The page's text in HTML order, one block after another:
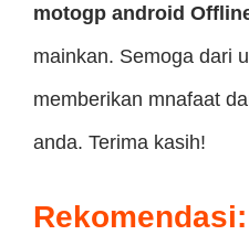
motogp android
mainkan. Semoga dari
memberikan mnafaat
anda. Terima kasih!
Rekomendasi: